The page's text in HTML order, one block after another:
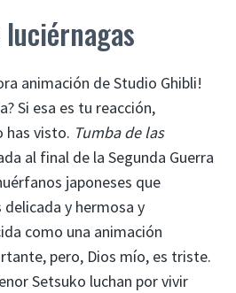
animación de Studio Ghibli!
Si esa es tu reacción,
has visto. Tumba de las
al final de la Segunda Guerra
japoneses que
y hermosa y
como una animación
pero, Dios mío, es triste.
Setsuko luchan por vivir